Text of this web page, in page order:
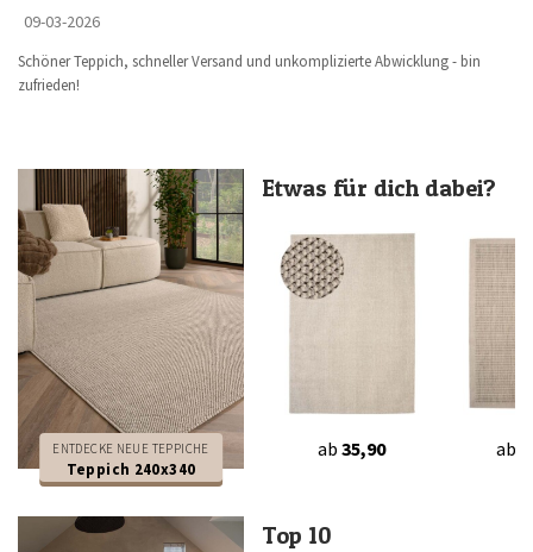
09-03-2026
Schöner Teppich, schneller Versand und unkomplizierte Abwicklung - bin
zufrieden!
ENTDECKE NEUE TEPPICHE
Teppich 240x340
Etwas für dich dabei?
ab 35,90 ab
Top 10